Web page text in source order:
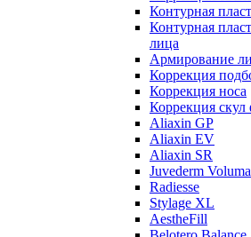
Контурная
Контурная
лица
Армирование
Коррекция
Коррекция носа
Коррекция
Aliaxin GP
Aliaxin EV
Aliaxin SR
Juvederm Voluma
Radiesse
Stylage XL
AestheFill